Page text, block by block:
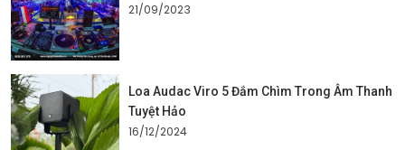
21/09/2023
Loa Audac Viro 5 Đắm Chìm Trong Âm Thanh
Tuyệt Hảo
16/12/2024